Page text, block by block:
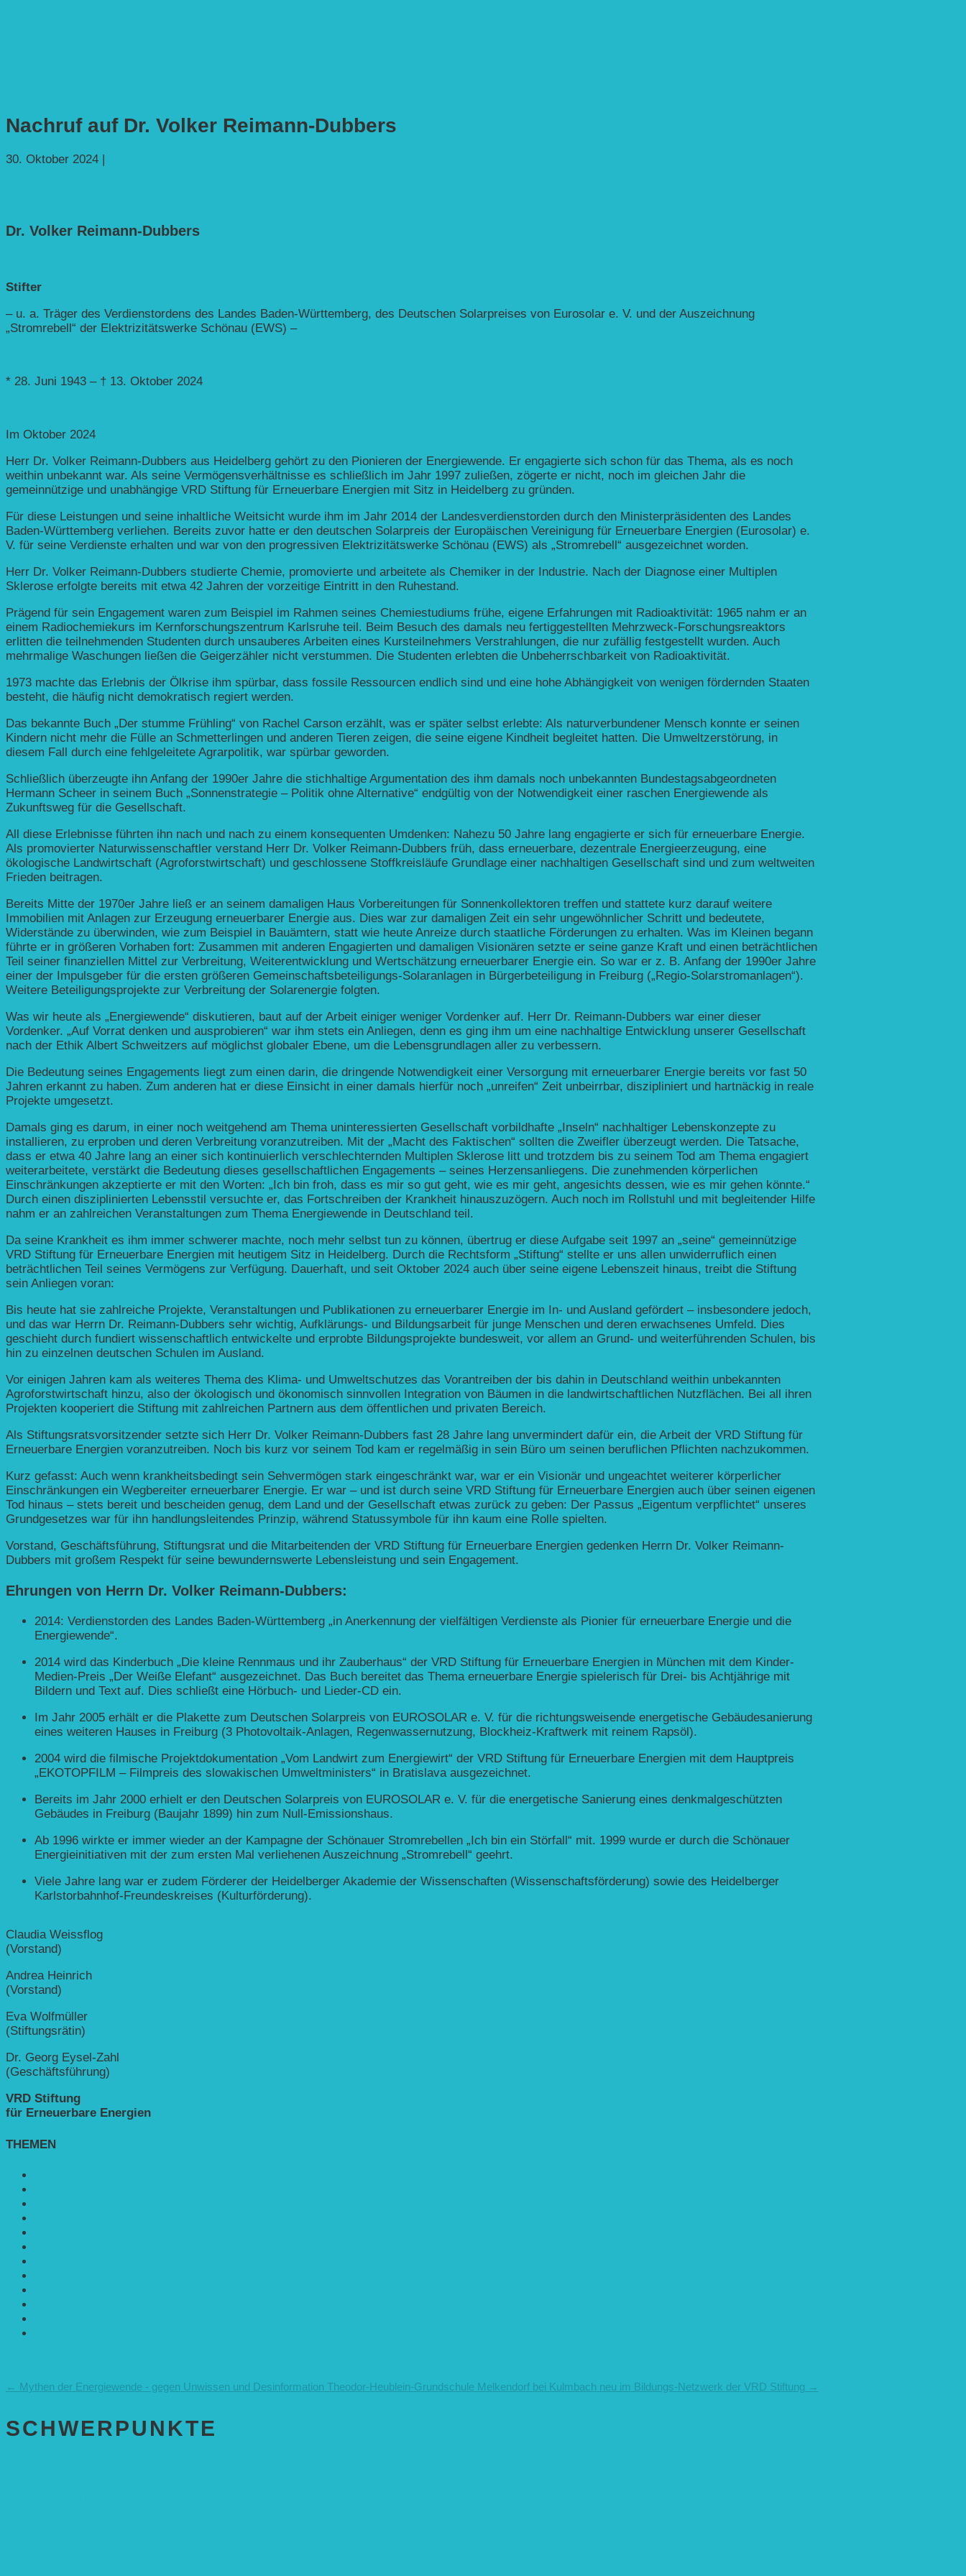
Nachruf auf Dr. Volker Reimann-Dubbers
30. Oktober 2024 |
Dr. Volker Reimann-Dubbers
Stifter
– u. a. Träger des Verdienstordens des Landes Baden-Württemberg, des Deutschen Solarpreises von Eurosolar e. V. und der Auszeichnung
„Stromrebell“ der Elektrizitätswerke Schönau (EWS) –
* 28. Juni 1943 – † 13. Oktober 2024
Im Oktober 2024
Herr Dr. Volker Reimann-Dubbers aus Heidelberg gehört zu den Pionieren der Energiewende. Er engagierte sich schon für das Thema, als es noch
weithin unbekannt war. Als seine Vermögensverhältnisse es schließlich im Jahr 1997 zuließen, zögerte er nicht, noch im gleichen Jahr die
gemeinnützige und unabhängige VRD Stiftung für Erneuerbare Energien mit Sitz in Heidelberg zu gründen.
Für diese Leistungen und seine inhaltliche Weitsicht wurde ihm im Jahr 2014 der Landesverdienstorden durch den Ministerpräsidenten des Landes
Baden-Württemberg verliehen. Bereits zuvor hatte er den deutschen Solarpreis der Europäischen Vereinigung für Erneuerbare Energien (Eurosolar) e.
V. für seine Verdienste erhalten und war von den progressiven Elektrizitätswerke Schönau (EWS) als „Stromrebell“ ausgezeichnet worden.
Herr Dr. Volker Reimann-Dubbers studierte Chemie, promovierte und arbeitete als Chemiker in der Industrie. Nach der Diagnose einer Multiplen
Sklerose erfolgte bereits mit etwa 42 Jahren der vorzeitige Eintritt in den Ruhestand.
Prägend für sein Engagement waren zum Beispiel im Rahmen seines Chemiestudiums frühe, eigene Erfahrungen mit Radioaktivität: 1965 nahm er an
einem Radiochemiekurs im Kernforschungszentrum Karlsruhe teil. Beim Besuch des damals neu fertiggestellten Mehrzweck-Forschungsreaktors
erlitten die teilnehmenden Studenten durch unsauberes Arbeiten eines Kursteilnehmers Verstrahlungen, die nur zufällig festgestellt wurden. Auch
mehrmalige Waschungen ließen die Geigerzähler nicht verstummen. Die Studenten erlebten die Unbeherrschbarkeit von Radioaktivität.
1973 machte das Erlebnis der Ölkrise ihm spürbar, dass fossile Ressourcen endlich sind und eine hohe Abhängigkeit von wenigen fördernden Staaten
besteht, die häufig nicht demokratisch regiert werden.
Das bekannte Buch „Der stumme Frühling“ von Rachel Carson erzählt, was er später selbst erlebte: Als naturverbundener Mensch konnte er seinen
Kindern nicht mehr die Fülle an Schmetterlingen und anderen Tieren zeigen, die seine eigene Kindheit begleitet hatten. Die Umweltzerstörung, in
diesem Fall durch eine fehlgeleitete Agrarpolitik, war spürbar geworden.
Schließlich überzeugte ihn Anfang der 1990er Jahre die stichhaltige Argumentation des ihm damals noch unbekannten Bundestagsabgeordneten
Hermann Scheer in seinem Buch „Sonnenstrategie – Politik ohne Alternative“ endgültig von der Notwendigkeit einer raschen Energiewende als
Zukunftsweg für die Gesellschaft.
All diese Erlebnisse führten ihn nach und nach zu einem konsequenten Umdenken: Nahezu 50 Jahre lang engagierte er sich für erneuerbare Energie.
Als promovierter Naturwissenschaftler verstand Herr Dr. Volker Reimann-Dubbers früh, dass erneuerbare, dezentrale Energieerzeugung, eine
ökologische Landwirtschaft (Agroforstwirtschaft) und geschlossene Stoffkreisläufe Grundlage einer nachhaltigen Gesellschaft sind und zum weltweiten
Frieden beitragen.
Bereits Mitte der 1970er Jahre ließ er an seinem damaligen Haus Vorbereitungen für Sonnenkollektoren treffen und stattete kurz darauf weitere
Immobilien mit Anlagen zur Erzeugung erneuerbarer Energie aus. Dies war zur damaligen Zeit ein sehr ungewöhnlicher Schritt und bedeutete,
Widerstände zu überwinden, wie zum Beispiel in Bauämtern, statt wie heute Anreize durch staatliche Förderungen zu erhalten. Was im Kleinen begann
führte er in größeren Vorhaben fort: Zusammen mit anderen Engagierten und damaligen Visionären setzte er seine ganze Kraft und einen beträchtlichen
Teil seiner finanziellen Mittel zur Verbreitung, Weiterentwicklung und Wertschätzung erneuerbarer Energie ein. So war er z. B. Anfang der 1990er Jahre
einer der Impulsgeber für die ersten größeren Gemeinschaftsbeteiligungs-Solaranlagen in Bürgerbeteiligung in Freiburg („Regio-Solarstromanlagen“).
Weitere Beteiligungsprojekte zur Verbreitung der Solarenergie folgten.
Was wir heute als „Energiewende“ diskutieren, baut auf der Arbeit einiger weniger Vordenker auf. Herr Dr. Reimann-Dubbers war einer dieser
Vordenker. „Auf Vorrat denken und ausprobieren“ war ihm stets ein Anliegen, denn es ging ihm um eine nachhaltige Entwicklung unserer Gesellschaft
nach der Ethik Albert Schweitzers auf möglichst globaler Ebene, um die Lebensgrundlagen aller zu verbessern.
Die Bedeutung seines Engagements liegt zum einen darin, die dringende Notwendigkeit einer Versorgung mit erneuerbarer Energie bereits vor fast 50
Jahren erkannt zu haben. Zum anderen hat er diese Einsicht in einer damals hierfür noch „unreifen“ Zeit unbeirrbar, diszipliniert und hartnäckig in reale
Projekte umgesetzt.
Damals ging es darum, in einer noch weitgehend am Thema uninteressierten Gesellschaft vorbildhafte „Inseln“ nachhaltiger Lebenskonzepte zu
installieren, zu erproben und deren Verbreitung voranzutreiben. Mit der „Macht des Faktischen“ sollten die Zweifler überzeugt werden. Die Tatsache,
dass er etwa 40 Jahre lang an einer sich kontinuierlich verschlechternden Multiplen Sklerose litt und trotzdem bis zu seinem Tod am Thema engagiert
weiterarbeitete, verstärkt die Bedeutung dieses gesellschaftlichen Engagements – seines Herzensanliegens. Die zunehmenden körperlichen
Einschränkungen akzeptierte er mit den Worten: „Ich bin froh, dass es mir so gut geht, wie es mir geht, angesichts dessen, wie es mir gehen könnte.“
Durch einen disziplinierten Lebensstil versuchte er, das Fortschreiben der Krankheit hinauszuzögern. Auch noch im Rollstuhl und mit begleitender Hilfe
nahm er an zahlreichen Veranstaltungen zum Thema Energiewende in Deutschland teil.
Da seine Krankheit es ihm immer schwerer machte, noch mehr selbst tun zu können, übertrug er diese Aufgabe seit 1997 an „seine“ gemeinnützige
VRD Stiftung für Erneuerbare Energien mit heutigem Sitz in Heidelberg. Durch die Rechtsform „Stiftung“ stellte er uns allen unwiderruflich einen
beträchtlichen Teil seines Vermögens zur Verfügung. Dauerhaft, und seit Oktober 2024 auch über seine eigene Lebenszeit hinaus, treibt die Stiftung
sein Anliegen voran:
Bis heute hat sie zahlreiche Projekte, Veranstaltungen und Publikationen zu erneuerbarer Energie im In- und Ausland gefördert – insbesondere jedoch,
und das war Herrn Dr. Reimann-Dubbers sehr wichtig, Aufklärungs- und Bildungsarbeit für junge Menschen und deren erwachsenes Umfeld. Dies
geschieht durch fundiert wissenschaftlich entwickelte und erprobte Bildungsprojekte bundesweit, vor allem an Grund- und weiterführenden Schulen, bis
hin zu einzelnen deutschen Schulen im Ausland.
Vor einigen Jahren kam als weiteres Thema des Klima- und Umweltschutzes das Vorantreiben der bis dahin in Deutschland weithin unbekannten
Agroforstwirtschaft hinzu, also der ökologisch und ökonomisch sinnvollen Integration von Bäumen in die landwirtschaftlichen Nutzflächen. Bei all ihren
Projekten kooperiert die Stiftung mit zahlreichen Partnern aus dem öffentlichen und privaten Bereich.
Als Stiftungsratsvorsitzender setzte sich Herr Dr. Volker Reimann-Dubbers fast 28 Jahre lang unvermindert dafür ein, die Arbeit der VRD Stiftung für
Erneuerbare Energien voranzutreiben. Noch bis kurz vor seinem Tod kam er regelmäßig in sein Büro um seinen beruflichen Pflichten nachzukommen.
Kurz gefasst: Auch wenn krankheitsbedingt sein Sehvermögen stark eingeschränkt war, war er ein Visionär und ungeachtet weiterer körperlicher
Einschränkungen ein Wegbereiter erneuerbarer Energie. Er war – und ist durch seine VRD Stiftung für Erneuerbare Energien auch über seinen eigenen
Tod hinaus – stets bereit und bescheiden genug, dem Land und der Gesellschaft etwas zurück zu geben: Der Passus „Eigentum verpflichtet“ unseres
Grundgesetzes war für ihn handlungsleitendes Prinzip, während Statussymbole für ihn kaum eine Rolle spielten.
Vorstand, Geschäftsführung, Stiftungsrat und die Mitarbeitenden der VRD Stiftung für Erneuerbare Energien gedenken Herrn Dr. Volker Reimann-
Dubbers mit großem Respekt für seine bewundernswerte Lebensleistung und sein Engagement.
Ehrungen von Herrn Dr. Volker Reimann-Dubbers:
2014: Verdienstorden des Landes Baden-Württemberg „in Anerkennung der vielfältigen Verdienste als Pionier für erneuerbare Energie und die
Energiewende“.
2014 wird das Kinderbuch „Die kleine Rennmaus und ihr Zauberhaus“ der VRD Stiftung für Erneuerbare Energien in München mit dem Kinder-
Medien-Preis „Der Weiße Elefant“ ausgezeichnet. Das Buch bereitet das Thema erneuerbare Energie spielerisch für Drei- bis Achtjährige mit
Bildern und Text auf. Dies schließt eine Hörbuch- und Lieder-CD ein.
Im Jahr 2005 erhält er die Plakette zum Deutschen Solarpreis von EUROSOLAR e. V. für die richtungsweisende energetische Gebäudesanierung
eines weiteren Hauses in Freiburg (3 Photovoltaik-Anlagen, Regenwassernutzung, Blockheiz-Kraftwerk mit reinem Rapsöl).
2004 wird die filmische Projektdokumentation „Vom Landwirt zum Energiewirt“ der VRD Stiftung für Erneuerbare Energien mit dem Hauptpreis
„EKOTOPFILM – Filmpreis des slowakischen Umweltministers“ in Bratislava ausgezeichnet.
Bereits im Jahr 2000 erhielt er den Deutschen Solarpreis von EUROSOLAR e. V. für die energetische Sanierung eines denkmalgeschützten
Gebäudes in Freiburg (Baujahr 1899) hin zum Null-Emissionshaus.
Ab 1996 wirkte er immer wieder an der Kampagne der Schönauer Stromrebellen „Ich bin ein Störfall“ mit. 1999 wurde er durch die Schönauer
Energieinitiativen mit der zum ersten Mal verliehenen Auszeichnung „Stromrebell“ geehrt.
Viele Jahre lang war er zudem Förderer der Heidelberger Akademie der Wissenschaften (Wissenschaftsförderung) sowie des Heidelberger
Karlstorbahnhof-Freundeskreises (Kulturförderung).
Claudia Weissflog
(Vorstand)
Andrea Heinrich
(Vorstand)
Eva Wolfmüller
(Stiftungsrätin)
Dr. Georg Eysel-Zahl
(Geschäftsführung)
VRD Stiftung
für Erneuerbare Energien
THEMEN
← Mythen der Energiewende - gegen Unwissen und Desinformation Theodor-Heublein-Grundschule Melkendorf bei Kulmbach neu im Bildungs-Netzwerk der VRD Stiftung →
SCHWER­PUNKTE